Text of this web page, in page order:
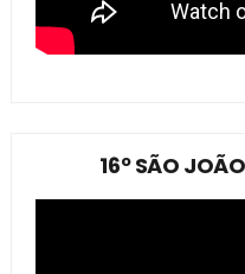
16º SÃO